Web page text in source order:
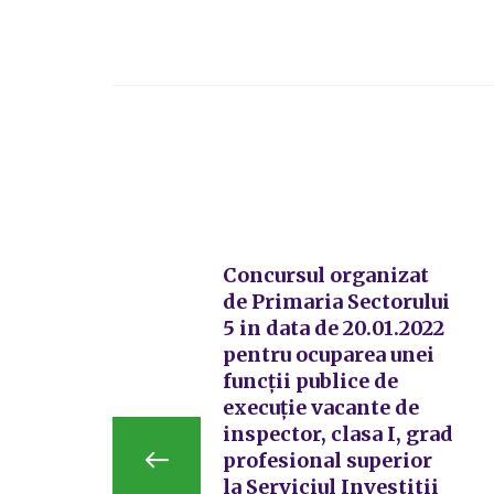
Concursul organizat
de Primaria Sectorului
5 in data de 20.01.2022
pentru ocuparea unei
funcții publice de
execuție vacante de
inspector, clasa I, grad
profesional superior
la Serviciul Investitii